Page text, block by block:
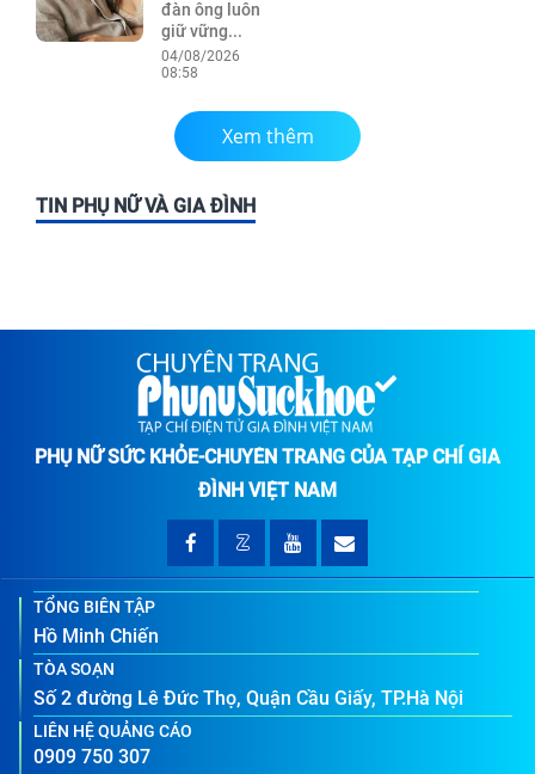
đàn ông luôn
giữ vững...
04/08/2026
08:58
Xem thêm
TIN PHỤ NỮ VÀ GIA ĐÌNH
PHỤ NỮ SỨC KHỎE-CHUYÊN TRANG CỦA TẠP CHÍ GIA
ĐÌNH VIỆT NAM
TỔNG BIÊN TẬP
Hồ Minh Chiến
TÒA SOẠN
Số 2 đường Lê Đức Thọ, Quận Cầu Giấy, TP.Hà Nội
LIÊN HỆ QUẢNG CÁO
0909 750 307